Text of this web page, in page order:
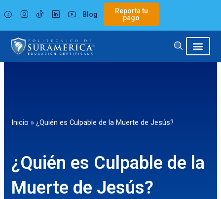
al
contenido
Blog
Reporta tu
pago
Inicio » ¿Quién es Culpable de la Muerte de Jesús?
¿Quién es Culpable de la
Muerte de Jesús?